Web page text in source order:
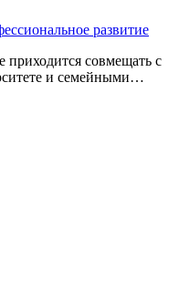
развитие
совмещать с
и семейными…